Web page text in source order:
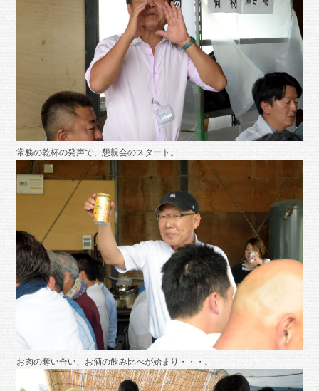
常務の乾杯の発声で、懇親会のスタート。
お肉の奪い合い、お酒の飲み比べが始まり・・・。